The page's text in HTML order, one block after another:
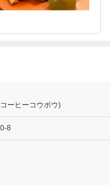
ーヒーコウボウ)
8